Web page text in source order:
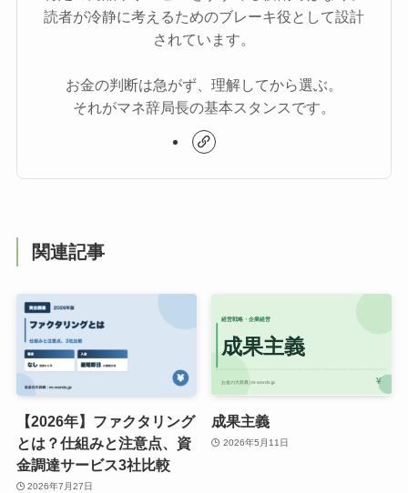
読者が冷静に考えるためのブレーキ役として設計
されています。
お金の判断は急がず、理解してから選ぶ。
それがマネ辞局長の基本スタンスです。
関連記事
【2026年】ファクタリング
とは？仕組みと注意点、資
金調達サービス3社比較
2026年7月27日
成果主義
2026年5月11日